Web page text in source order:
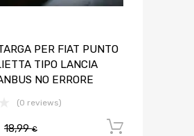
PER FIAT PUNTO
TIPO LANCIA
NO ERRORE
(0 reviews)
18,99€